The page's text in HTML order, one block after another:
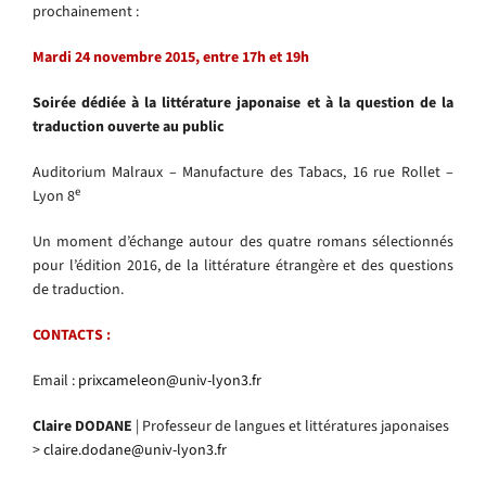
prochainement :
Mardi 24 novembre 2015, entre 17h et 19h
Soirée dédiée à la littérature japonaise et à la question de la
traduction ouverte au public
Auditorium Malraux – Manufacture des Tabacs, 16 rue Rollet –
Lyon 8e
Un moment d’échange autour des quatre romans sélectionnés
pour l’édition 2016, de la littérature étrangère et des questions
de traduction.
CONTACTS :
Email : prixcameleon@univ-lyon3.fr
Claire DODANE | Professeur de langues et littératures japonaises
>claire.dodane@univ-lyon3.fr